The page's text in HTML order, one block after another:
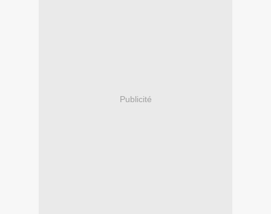
Publicité